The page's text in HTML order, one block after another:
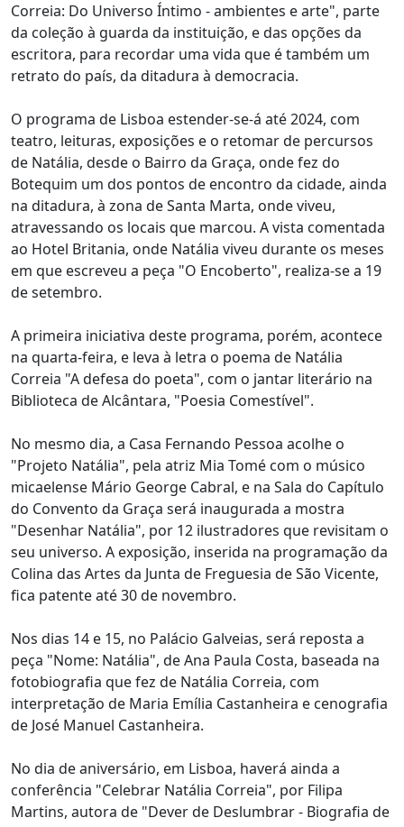
Correia: Do Universo Íntimo - ambientes e arte", parte
da coleção à guarda da instituição, e das opções da
escritora, para recordar uma vida que é também um
retrato do país, da ditadura à democracia.
O programa de Lisboa estender-se-á até 2024, com
teatro, leituras, exposições e o retomar de percursos
de Natália, desde o Bairro da Graça, onde fez do
Botequim um dos pontos de encontro da cidade, ainda
na ditadura, à zona de Santa Marta, onde viveu,
atravessando os locais que marcou. A vista comentada
ao Hotel Britania, onde Natália viveu durante os meses
em que escreveu a peça "O Encoberto", realiza-se a 19
de setembro.
A primeira iniciativa deste programa, porém, acontece
na quarta-feira, e leva à letra o poema de Natália
Correia "A defesa do poeta", com o jantar literário na
Biblioteca de Alcântara, "Poesia Comestível".
No mesmo dia, a Casa Fernando Pessoa acolhe o
"Projeto Natália", pela atriz Mia Tomé com o músico
micaelense Mário George Cabral, e na Sala do Capítulo
do Convento da Graça será inaugurada a mostra
"Desenhar Natália", por 12 ilustradores que revisitam o
seu universo. A exposição, inserida na programação da
Colina das Artes da Junta de Freguesia de São Vicente,
fica patente até 30 de novembro.
Nos dias 14 e 15, no Palácio Galveias, será reposta a
peça "Nome: Natália", de Ana Paula Costa, baseada na
fotobiografia que fez de Natália Correia, com
interpretação de Maria Emília Castanheira e cenografia
de José Manuel Castanheira.
No dia de aniversário, em Lisboa, haverá ainda a
conferência "Celebrar Natália Correia", por Filipa
Martins, autora de "Dever de Deslumbrar - Biografia de